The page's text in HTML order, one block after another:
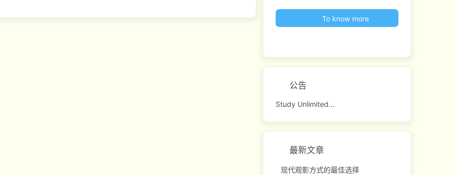
To know more
公告
Study Unlimited...
最新文章
现代观影方式的最佳选择